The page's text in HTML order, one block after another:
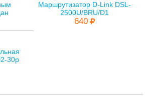
Маршрутизатор D-Link DSL-
2500U/BRU/D1
640
30p